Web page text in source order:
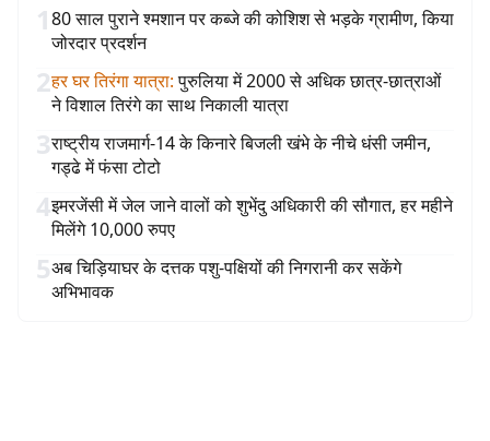
180 साल पुराने श्मशान पर कब्जे की कोशिश से भड़के ग्रामीण, किया
जोरदार प्रदर्शन
2हर घर तिरंगा यात्रा: पुरुलिया में 2000 से अधिक छात्र-छात्राओं
ने विशाल तिरंगे का साथ निकाली यात्रा
3राष्ट्रीय राजमार्ग-14 के किनारे बिजली खंभे के नीचे धंसी जमीन,
गड्ढे में फंसा टोटो
4इमरजेंसी में जेल जाने वालों को शुभेंदु अधिकारी की सौगात, हर महीने
मिलेंगे 10,000 रुपए
5अब चिड़ियाघर के दत्तक पशु-पक्षियों की निगरानी कर सकेंगे
अभिभावक